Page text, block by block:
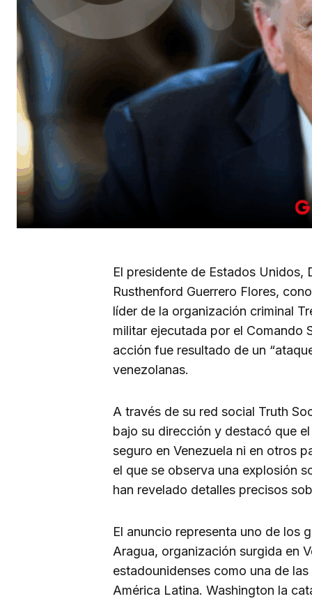
El presidente de Estados Unidos,
Rusthenford Guerrero Flores,
líder de la organización criminal
militar ejecutada por el Comando
acción fue resultado de un
venezolanas.
A través de su red social Truth
bajo su dirección y destacó que
seguro en Venezuela ni en otros
el que se observa una explosión
han revelado detalles precisos
El anuncio representa uno de los
Aragua, organización surgida en
estadounidenses como una de
América Latina. Washington la